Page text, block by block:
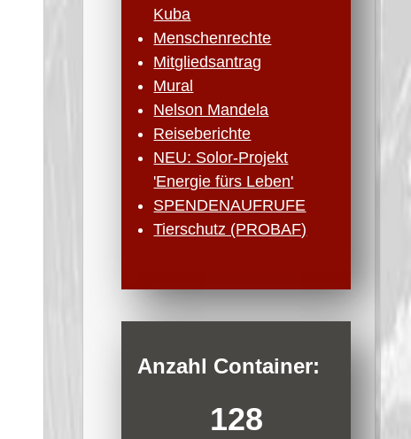
Kuba
Menschenrechte
Mitgliedsantrag
Mural
Nelson Mandela
Reiseberichte
NEU: Solor-Projekt
'Energie fürs Leben'
SPENDENAUFRUFE
Tierschutz (PROBAF)
Anzahl Container:
128